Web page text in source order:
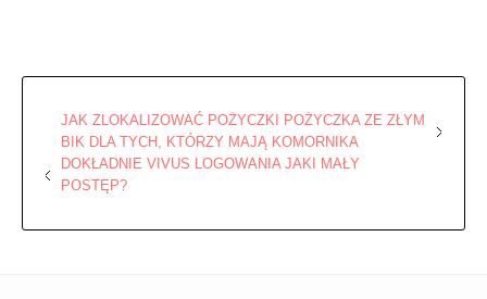
JAK ZLOKALIZOWAĆ POŻYCZKI POŻYCZKA ZE ZŁYM
BIK DLA TYCH, KTÓRZY MAJĄ KOMORNIKA
DOKŁADNIE VIVUS LOGOWANIA JAKI MAŁY
POSTĘP?